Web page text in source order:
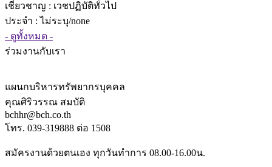
เชี่ยวชาญ : เวชปฏิบัติทั่วไป
ประจำ : ไม่ระบุ/none
- ดูทั้งหมด -
ร่วมงานกับเรา
แผนกบริหารทรัพยากรบุคคล
คุณศิริวรรณ สมบัติ
bchhr@bch.co.th
โทร. 039-319888 ต่อ 1508
สมัครงานด้วยตนเอง ทุกวันทำการ 08.00-16.00น.